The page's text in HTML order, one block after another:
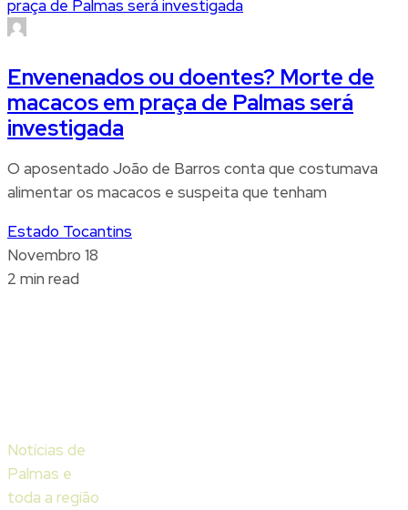
Envenenados ou doentes? Morte de
macacos em praça de Palmas será
investigada
O aposentado João de Barros conta que costumava
alimentar os macacos e suspeita que tenham
Estado Tocantins
Novembro 18
2 min read
Notícias de
Palmas e
toda a região